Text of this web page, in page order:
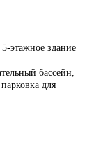
этажное здание
бассейн,
для